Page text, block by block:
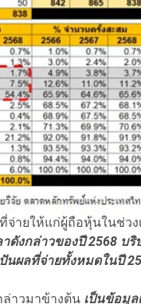
ายให้แก่ผู้ถือหุ้นในช่ว
าดังกล่าวของปี 2568 บ
นผลที่จ่ายทั้งหมดในปี
ล่าวมาข้างต้น เป็นข้อมูล